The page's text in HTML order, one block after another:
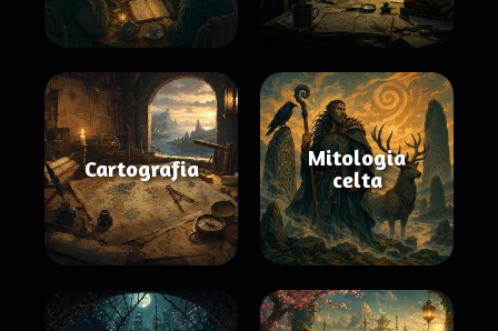
Cartografia
Mitologia
celta